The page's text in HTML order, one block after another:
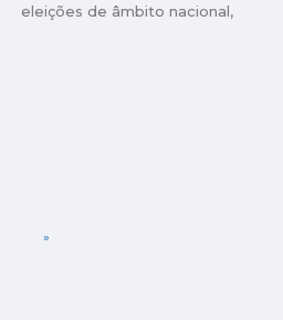
eleições de âmbito nacional,
»